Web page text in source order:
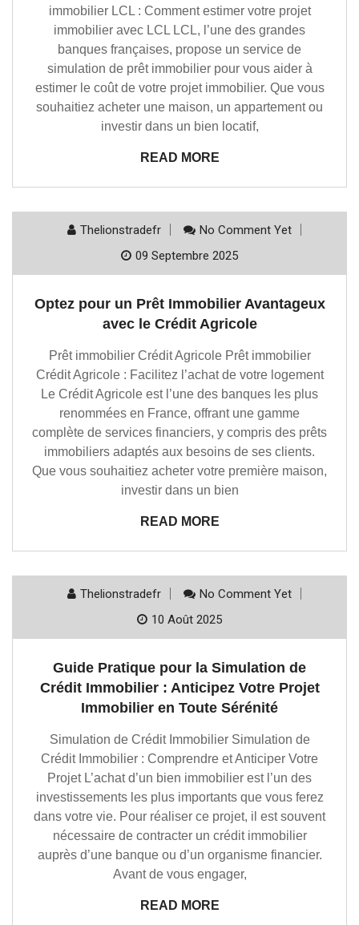
immobilier LCL : Comment estimer votre projet
immobilier avec LCL LCL, l’une des grandes
banques françaises, propose un service de
simulation de prêt immobilier pour vous aider à
estimer le coût de votre projet immobilier. Que vous
souhaitiez acheter une maison, un appartement ou
investir dans un bien locatif,
READ MORE
Thelionstradefr
No Comment Yet
09 Septembre 2025
Optez pour un Prêt Immobilier Avantageux
avec le Crédit Agricole
Prêt immobilier Crédit Agricole Prêt immobilier
Crédit Agricole : Facilitez l’achat de votre logement
Le Crédit Agricole est l’une des banques les plus
renommées en France, offrant une gamme
complète de services financiers, y compris des prêts
immobiliers adaptés aux besoins de ses clients.
Que vous souhaitiez acheter votre première maison,
investir dans un bien
READ MORE
Thelionstradefr
No Comment Yet
10 Août 2025
Guide Pratique pour la Simulation de
Crédit Immobilier : Anticipez Votre Projet
Immobilier en Toute Sérénité
Simulation de Crédit Immobilier Simulation de
Crédit Immobilier : Comprendre et Anticiper Votre
Projet L’achat d’un bien immobilier est l’un des
investissements les plus importants que vous ferez
dans votre vie. Pour réaliser ce projet, il est souvent
nécessaire de contracter un crédit immobilier
auprès d’une banque ou d’un organisme financier.
Avant de vous engager,
READ MORE